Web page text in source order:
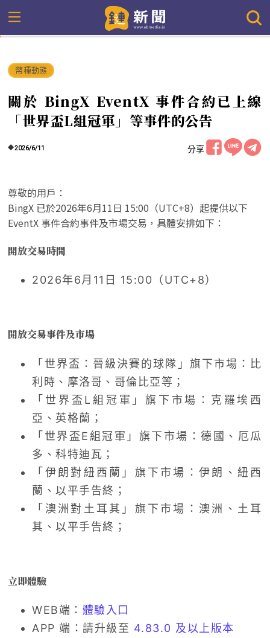
幣種動態
關於 BingX EventX 事件合約已上線
「世界盃L組冠軍」等事件的公告
2026/6/11 分享
尊敬的用戶：
BingX 已於2026年6月11日 15:00（UTC+8）起提供以下
EventX 事件合約事件及市場交易，具體安排如下：
開放交易時間
2026年6月11日 15:00（UTC+8）
開放交易事件及市場
「世界盃：晉級決賽的球隊」旗下市場：比
利時、摩洛哥、哥倫比亞等；
「世界盃L組冠軍」旗下市場：克羅埃西
亞、英格蘭；
「世界盃E組冠軍」旗下市場：德國、厄瓜
多、科特迪瓦；
「伊朗對紐西蘭」旗下市場：伊朗、紐西
蘭、以平手告終；
「澳洲對土耳其」旗下市場：澳洲、土耳
其、以平手告終；
立即體驗
WEB端： 體驗入口
APP 端：請升級至 4.83.0 及以上版本